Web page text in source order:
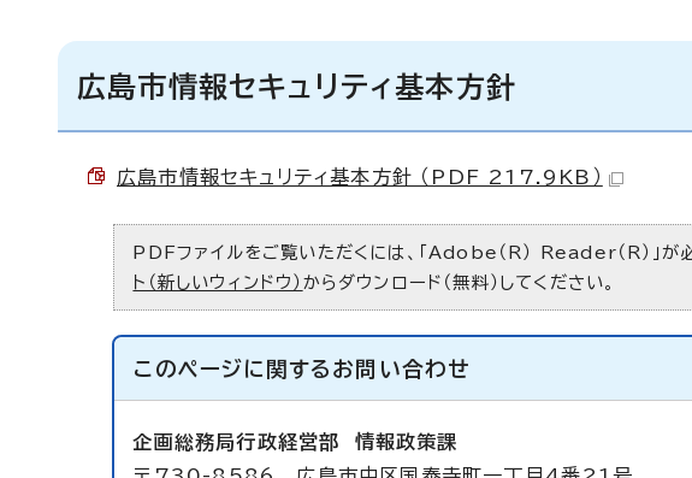
広島市情報セキュリティ基本方針
広島市情報セキュリティ基本方針 （PDF 217.9KB）
PDFファイルをご覧いただくには、「Adobe（R） Reader（R）」が
ト（新しいウィンドウ） からダウンロード（無料）してください。
このページに関する お問い合わせ
企画総務局行政経営部 情報政策課